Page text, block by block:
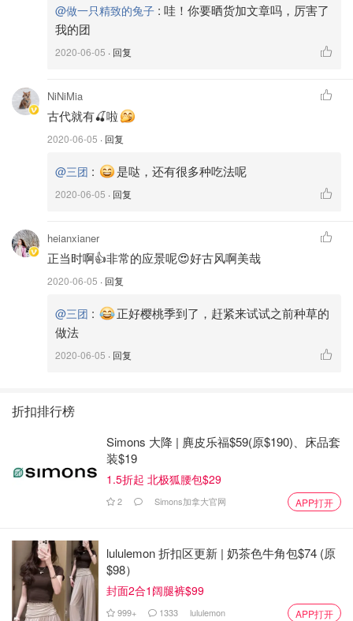
大火烧开，大火熬煮，大火收汁。
图片来源@三团，版权属于原作者
图片来源@三团，版权属于原作者
@做一只精致的兔子 : 哇！你要晒货加文章吗，厉害了
我的团
2020-06-05 · 回复
NiNiMia
古代就有🍒啦
2020-06-05 · 回复
@三团 : 是哒，还有很多种吃法呢
2020-06-05 · 回复
heianxianer
正当时啊👍非常的应景呢😍好古风啊美哉
2020-06-05 · 回复
@三团 :
正好樱桃季到了，赶紧来试试之前种草的
做法
2020-06-05 · 回复
折扣排行榜
Simons 大降 | 麂皮乐福$59(原$190)、床品套
装$19
1.5折起 北极狐腰包$29
2 Simons加拿大官网 APP打开
lululemon 折扣区更新 | 奶茶色牛角包$74 (原
$98）
封面2合1阔腿裤$99
999+ 1333 lululemon APP打开